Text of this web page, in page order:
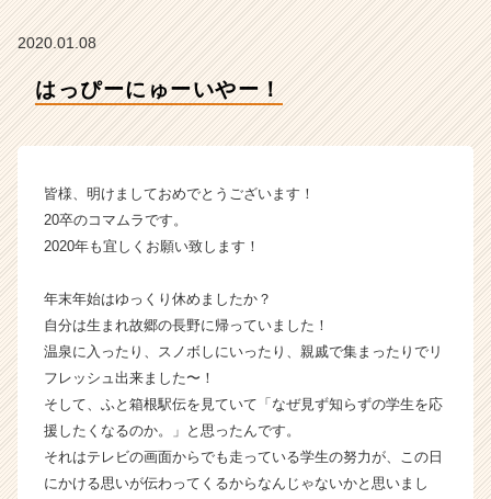
ン
チ
ー・
長
業
ス
カ
ウ
ト
が
届
く
活
2020.01.08
はっぴーにゅーいやー！
皆様、明けましておめでとうございます！
20卒のコマムラです。
2020年も宜しくお願い致します！
年末年始はゆっくり休めましたか？
自分は生まれ故郷の長野に帰っていました！
温泉に入ったり、スノボしにいったり、親戚で集まったりでリ
フレッシュ出来ました〜！
そして、ふと箱根駅伝を見ていて「なぜ見ず知らずの学生を応
援したくなるのか。」と思ったんです。
それはテレビの画面からでも走っている学生の努力が、この日
にかける思いが伝わってくるからなんじゃないかと思いまし